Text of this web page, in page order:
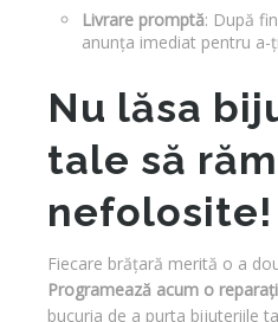
Livrare promptă: După
anunța imediat pentru a-
Nu lăsa
tale să
nefolosite!
Fiecare brățară merită o a
Programează acum o
bucuria de a purta bijuteriile